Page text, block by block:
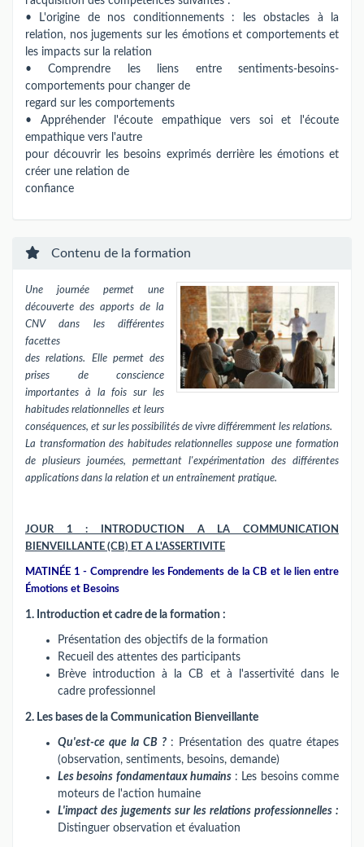
• L'origine de nos conditionnements : les obstacles à la
relation, nos jugements sur les émotions et comportements et
les impacts sur la relation
• Comprendre les liens entre sentiments-besoins-
comportements pour changer de
regard sur les comportements
• Appréhender l'écoute empathique vers soi et l'écoute
empathique vers l'autre
pour découvrir les besoins exprimés derrière les émotions et
créer une relation de
confiance
Contenu de la formation
Une journée permet une
découverte des apports de la
CNV dans les différentes
facettes
des relations. Elle permet des
prises de conscience
importantes à la fois sur les
habitudes relationnelles et leurs
conséquences, et sur les possibilités de vivre différemment les relations.
La transformation des habitudes relationnelles suppose une formation
de plusieurs journées, permettant l'expérimentation des différentes
applications dans la relation et un entraînement pratique.
JOUR 1 : INTRODUCTION A LA COMMUNICATION
BIENVEILLANTE (CB) ET A L'ASSERTIVITE
MATINÉE 1 - Comprendre les Fondements de la CB et le lien entre
Émotions et Besoins
1. Introduction et cadre de la formation :
Présentation des objectifs de la formation
Recueil des attentes des participants
Brève introduction à la CB et à l'assertivité dans le
cadre professionnel
2. Les bases de la Communication Bienveillante
Qu'est-ce que la CB ?: Présentation des quatre étapes
(observation, sentiments, besoins, demande)
Les besoins fondamentaux humains : Les besoins comme
moteurs de l'action humaine
L'impact des jugements sur les relations professionnelles :
Distinguer observation et évaluation